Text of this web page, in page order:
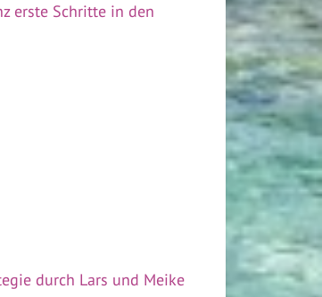
erste Schritte in den
durch Lars und Meike